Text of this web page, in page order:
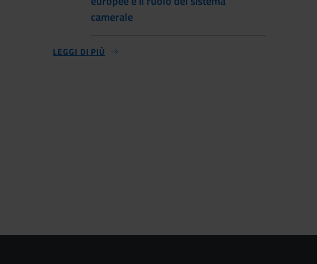
camerale
LEGGI DI PIÙ